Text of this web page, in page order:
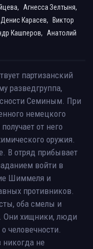
Агнесса Зелтыня,
Денис Карасев,
Виктор
Кашперов,
Анатолий
партизанский
разведгруппа,
Семиным. При
немецкого
от него
оружия.
В отряд прибывает
войти в
Шиммеля и
противников.
оба смелы и
Они хищники, люди
человечности.
никогда не